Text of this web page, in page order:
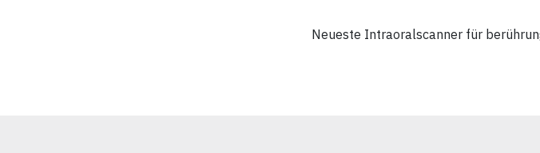
Neueste Intraoralscanner für